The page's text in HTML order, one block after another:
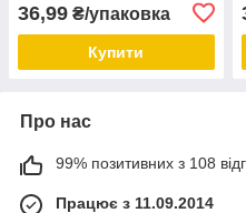
36,99 ₴/упаковка
Купити
Про нас
99% позитивних з 108
Працює з 11.09.2014